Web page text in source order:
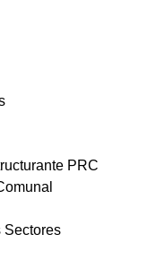
PRC
Sectores